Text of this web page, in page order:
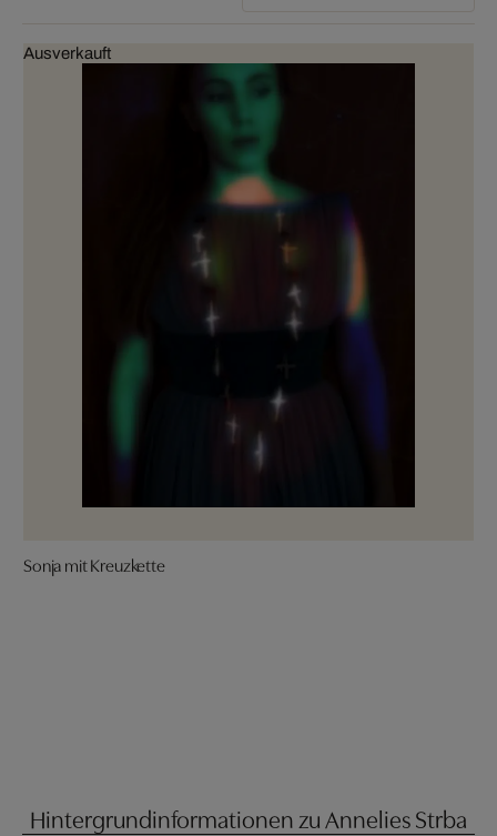
Ausverkauft
Sonja mit Kreuzkette
Hintergrundinformationen zu Annelies Strba